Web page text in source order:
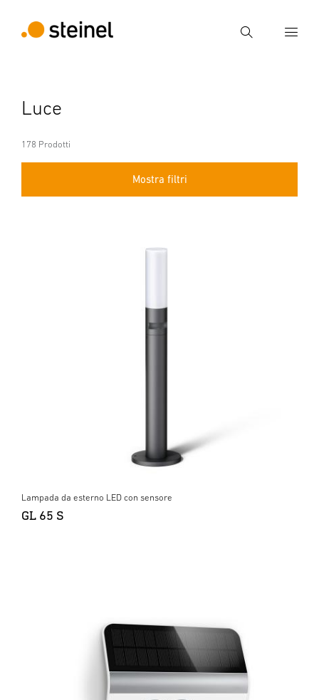
Ricerca
Ricerca
Luce
178 Prodotti
Mostra filtri
Lampada da esterno LED con sensore
GL 65 S